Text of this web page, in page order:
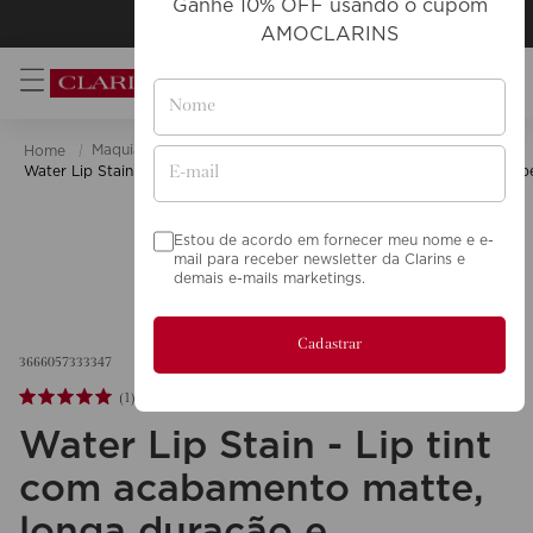
acima de R$249
Ganhe 10% OFF usando o cupom
AMOCLARINS
Estou de acordo em fornecer meu nome e e-
mail para receber newsletter da Clarins e
demais e-mails marketings.
Cadastrar
Maquiagem Lábios
Lip Tints
Water Lip Stain - Lip tint com acabamento matte, longa duração e
3666057333347
( 1 )
Water Lip Stain - Lip tint
com acabamento matte,